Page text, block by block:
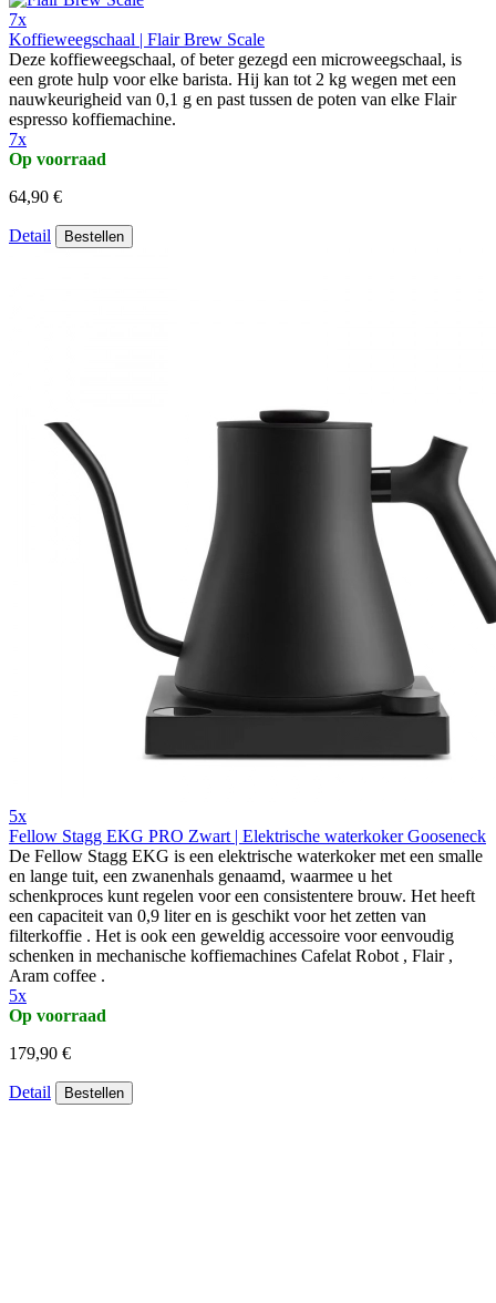
7x
Koffieweegschaal | Flair Brew Scale
Deze koffieweegschaal, of beter gezegd een microweegschaal, is
een grote hulp voor elke barista. Hij kan tot 2 kg wegen met een
nauwkeurigheid van 0,1 g en past tussen de poten van elke Flair
espresso koffiemachine.
7x
Op voorraad
64,90 €
Detail Bestellen
5x
Fellow Stagg EKG PRO Zwart | Elektrische waterkoker Gooseneck
De Fellow Stagg EKG is een elektrische waterkoker met een smalle
en lange tuit, een zwanenhals genaamd, waarmee u het
schenkproces kunt regelen voor een consistentere brouw. Het heeft
een capaciteit van 0,9 liter en is geschikt voor het zetten van
filterkoffie . Het is ook een geweldig accessoire voor eenvoudig
schenken in mechanische koffiemachines Cafelat Robot , Flair ,
Aram coffee .
5x
Op voorraad
179,90 €
Detail Bestellen